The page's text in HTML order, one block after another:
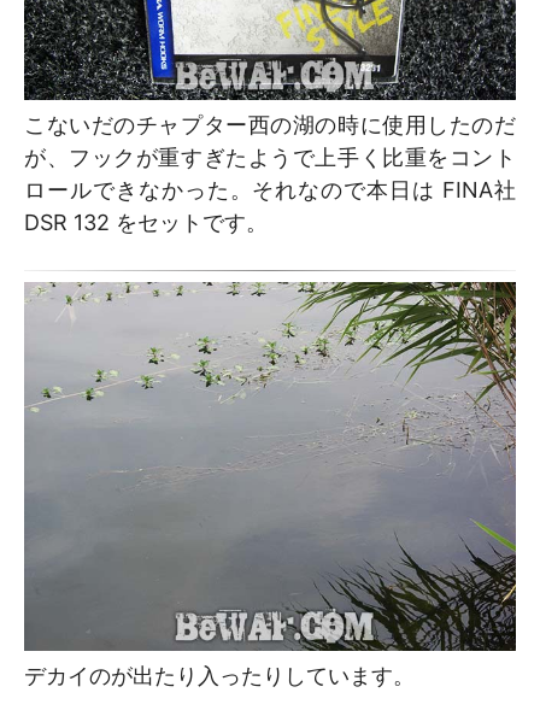
こないだのチャプター西の湖の時に使用したのだ
が、フックが重すぎたようで上手く比重をコント
ロールできなかった。それなので本日は FINA社
DSR 132 をセットです。
デカイのが出たり入ったりしています。